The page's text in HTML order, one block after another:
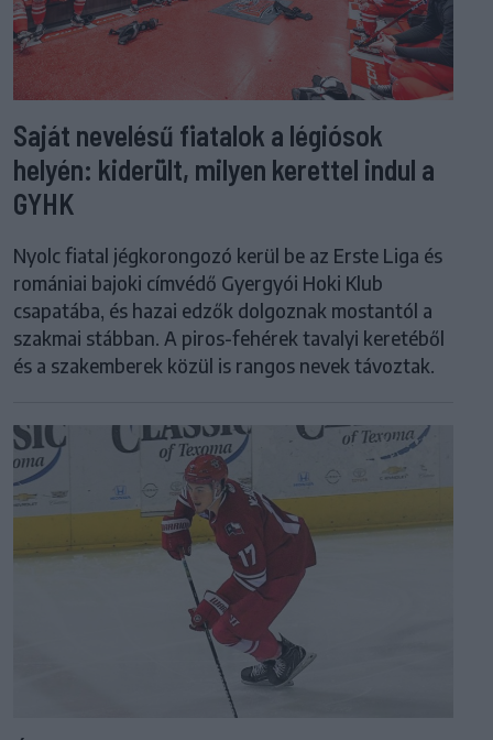
Saját nevelésű fiatalok a légiósok
helyén: kiderült, milyen kerettel indul a
GYHK
Nyolc fiatal jégkorongozó kerül be az Erste Liga és
romániai bajoki címvédő Gyergyói Hoki Klub
csapatába, és hazai edzők dolgoznak mostantól a
szakmai stábban. A piros-fehérek tavalyi keretéből
és a szakemberek közül is rangos nevek távoztak.